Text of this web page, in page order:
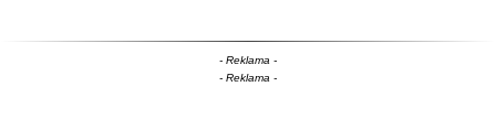
- Reklama -
- Reklama -